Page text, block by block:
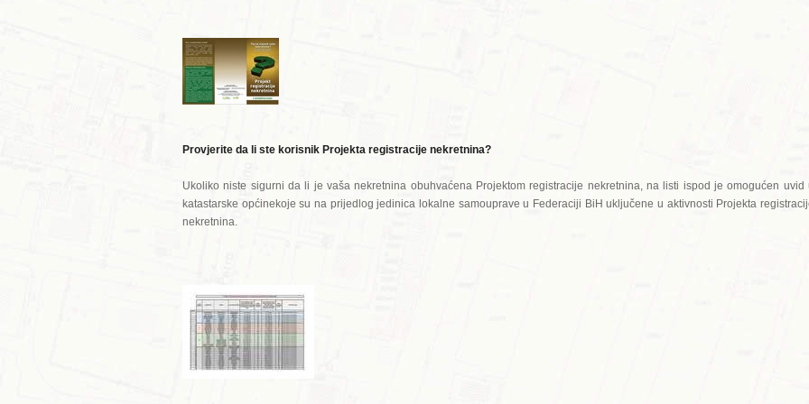
Provjerite da li ste korisnik Projekta registracije nekretnina?
Ukoliko niste sigurni da li je vaša nekretnina obuhvaćena Projektom registracije nekretnina, na listi ispod je omogućen uvid
katastarske općinekoje su na prijedlog jedinica lokalne samouprave u Federaciji BiH uključene u aktivnosti Projekta
nekretnina.